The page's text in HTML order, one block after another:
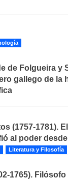
de Folgueira y
gallego de la
(1757-1781).
al poder
Literatura y Filosofía
1765).